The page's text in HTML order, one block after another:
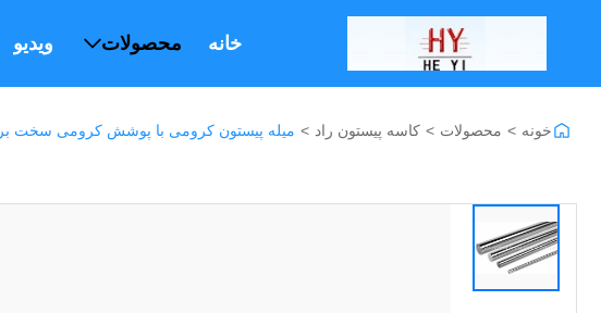
خانه محصولات ویدیو
خونه > محصولات > کاسه پیستون راد > میله پیستون کرومی با پوشش کرومی سخت